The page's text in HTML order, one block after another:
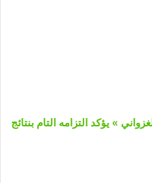
» يؤكد التزامه التام بنتائج